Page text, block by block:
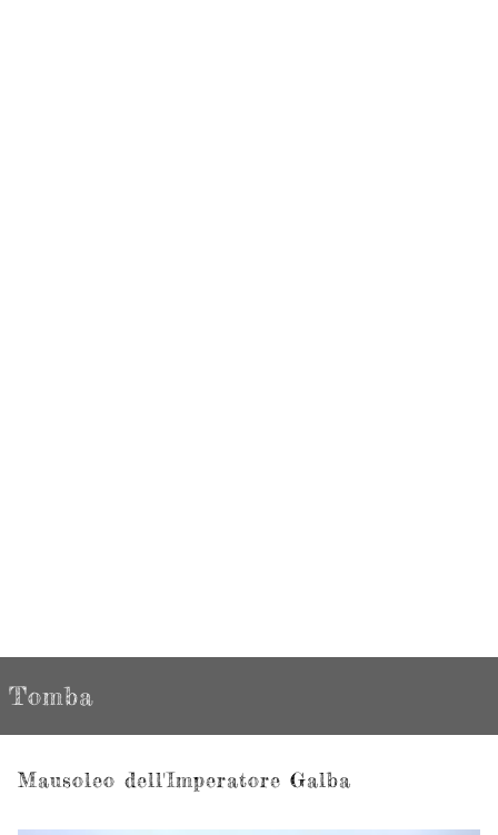
Tomba
Mausoleo dell'Imperatore Galba